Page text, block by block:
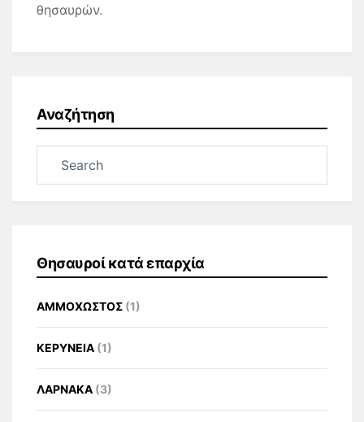
θησαυρών.
Αναζήτηση
Θησαυροί κατά επαρχία
ΑΜΜΟΧΩΣΤΟΣ (1)
ΚΕΡΥΝΕΙΑ (1)
ΛΑΡΝΑΚΑ (3)